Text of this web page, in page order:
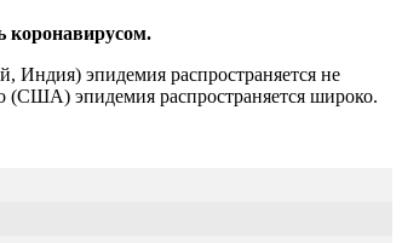
коронавирусом.
Индия) эпидемия распространяется не
(США) эпидемия распространяется широко.